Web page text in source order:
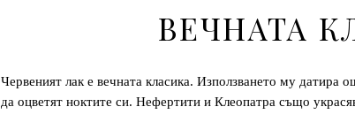
ВЕЧНАТА
Червеният лак е вечната класика. Използването му датира
да оцветят ноктите си. Нефертити и Клеопатра също